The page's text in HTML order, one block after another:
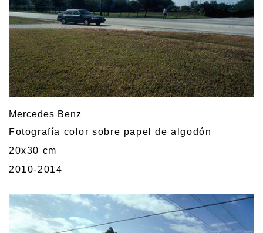
Mercedes Benz
Fotografía color sobre papel de algodón
20x30 cm
2010-2014